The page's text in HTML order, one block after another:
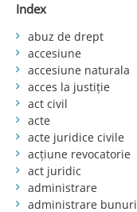
Index
abuz de drept
accesiune
accesiune naturala
acces la justiție
act civil
acte
acte juridice civile
acțiune revocatorie
act juridic
administrare
administrare bunuri